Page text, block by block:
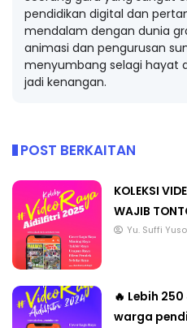
pendidikan digital dan
mendalam dengan dunia
animasi dan pengurusan
menyumbang selagi hayat
jadi kenangan.
POST BERKAITAN
KOLEKSI
WAJIB
Yu. Suffi
🔥 Lebih
warga